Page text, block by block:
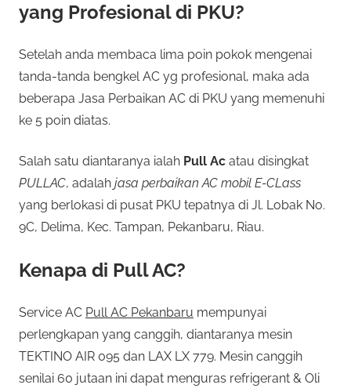
yang Profesional di PKU?
Setelah anda membaca lima poin pokok mengenai
tanda-tanda bengkel AC yg profesional, maka ada
beberapa Jasa Perbaikan AC di PKU yang memenuhi
ke 5 poin diatas.
Salah satu diantaranya ialah Pull Ac atau disingkat
PULLAC, adalah jasa perbaikan AC mobil E-CLass
yang berlokasi di pusat PKU tepatnya di Jl. Lobak No.
9C, Delima, Kec. Tampan, Pekanbaru, Riau.
Kenapa di Pull AC?
Service AC Pull AC Pekanbaru mempunyai
perlengkapan yang canggih, diantaranya mesin
TEKTINO AIR 095 dan LAX LX 779. Mesin canggih
senilai 60 jutaan ini dapat menguras refrigerant & Oli